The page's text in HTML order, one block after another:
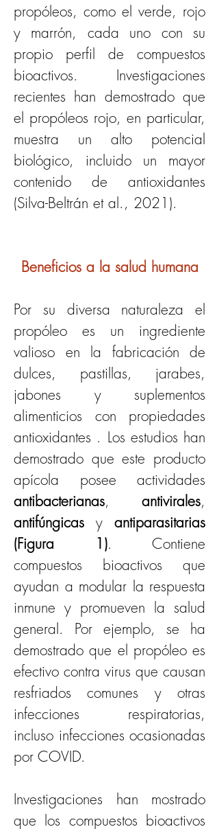
propóleos, como el verde, rojo
y marrón, cada uno con su
propio perfil de compuestos
bioactivos. Investigaciones
recientes han demostrado que
el propóleos rojo, en particular,
muestra un alto potencial
biológico, incluido un mayor
contenido de antioxidantes
(Silva-Beltrán et al., 2021).
Beneficios a la salud humana
Por su diversa naturaleza el
propóleo es un ingrediente
valioso en la fabricación de
dulces, pastillas, jarabes,
jabones y suplementos
alimenticios con propiedades
antioxidantes . Los estudios han
demostrado que este producto
antibacterianas, antivirales
antifúngicas y antiparasitarias
(Figura 1). Contiene
compuestos bioactivos que
ayudan a modular la respuesta
inmune y promueven la salud
general. Por ejemplo, se ha
demostrado que el propóleo es
efectivo contra virus que causan
resfriados comunes y otras
infecciones respiratorias,
incluso infecciones ocasionadas
por COVID.
Investigaciones han mostrado
que los compuestos bioactivos